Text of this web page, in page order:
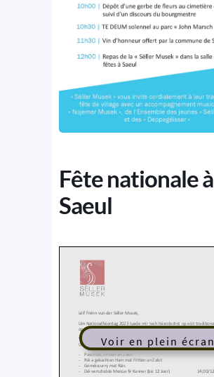
Fête nationale à
Saeul
Voir en plein écran